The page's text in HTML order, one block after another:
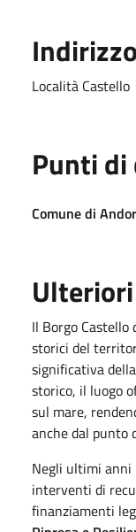
Indirizzo
Località Castello
Punti
Comune di
Il Borgo
storici del
significativa
storico, il luogo
sul mare,
anche dal punto
Negli ultimi anni
interventi di
finanziamenti